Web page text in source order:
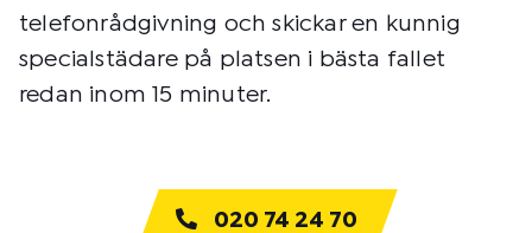
telefonrådgivning och skickar en kunnig
specialstädare på platsen i bästa fallet
redan inom 15 minuter.
020 74 24 70